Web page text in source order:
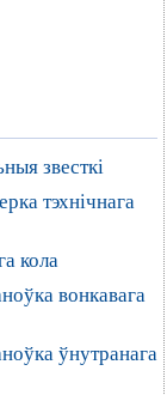
звесткі
тэхнічнага
кола
вонкавага
ўнутранага